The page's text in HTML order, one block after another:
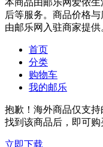
本商品由邮乐网爱侬
后等服务。商品价格
由邮乐网入驻商家提供
首页
分类
购物车
我的邮乐
抱歉！海外商品仅支
找到该商品后，即可购
立即下载